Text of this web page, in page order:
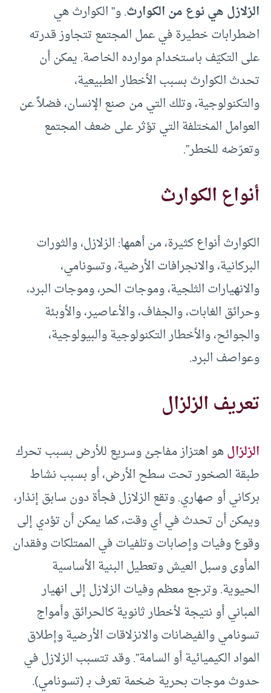
الزلازل هي نوع من الكوارث. و” الكوارث هي
اضطرابات خطيرة في عمل المجتمع تتجاوز قدرته
على التكيّف باستخدام موارده الخاصة. يمكن أن
تحدث الكوارث بسبب الأخطار الطبيعية،
والتكنولوجية، وتلك التي من صنع الإنسان، فضلاً عن
العوامل المختلفة التي تؤثر على ضعف المجتمع
وتعرّضه للخطر”.
أنواع الكوارث
الكوارث أنواع كثيرة، من أهمها: الزلازل، والثورات
البركانية، والانجرافات الأرضية، وتسونامي،
والانهيارات الثلجية، وموجات الحر، وموجات البرد،
وحرائق الغابات، والجفاف، والأعاصير، والأوبئة
والجوائح، والأخطار التكنولوجية والبيولوجية،
وعواصف البرد.
تعريف الزلزال
الزلزالهو اهتزاز مفاجئ وسريع للأرض بسبب تحرك
طبقة الصخور تحت سطح الأرض، أو بسبب نشاط
بركاني أو صهاري. وتقع الزلازل فجأة دون سابق إنذار،
ويمكن أن تحدث في أي وقت، كما يمكن أن تؤدي إلى
وقوع وفيات وإصابات وتلفيات في الممتلكات وفقدان
المأوى وسبل العيش وتعطيل البنية الأساسية
الحيوية. وترجع معظم وفيات الزلازل إلى انهيار
المباني أو نتيجة لأخطار ثانوية كالحرائق وأمواج
تسونامي والفيضانات والانزلاقات الأرضية وإطلاق
المواد الكيميائية أو السامة”. وقد تتسبب الزلازل في
حدوث موجات بحرية ضخمة تعرف بـ (تسونامي).